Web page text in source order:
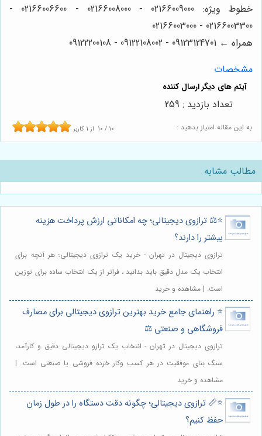
خطوط ویژه: 02166009000 - 02166008000 - 02166006600 -
02166003300 - 02166003000
همراه ← 09123124701 - 09122108002 - 09122200108
مشخصات
به این مقاله امتیاز بدهید : 10 / 10 از 1 کاربر
تعداد بازدید : 259
مطالب مشابه
⭐️⚖️ ترازوی دیجیتالی؛ چه امکاناتی ارزش پرداخت هزینه
بیشتر را دارند؟
ترازوی دیجیتال در تهران - خرید یک ترازوی دیجیتالی؛ هر آنچه برای
انتخاب یک مدل دقیق باید بدانید ، فراتر از یک انتخاب ساده برای توزین
است. | مشاهده و خرید
⭐️ راهنمای جامع خرید بهترین ترازوی دیجیتالی برای مصارف
فروشگاهی و صنعتی ⚖️
ترازوی دیجیتال در تهران - انتخاب یک ترازو دیجیتالی دقیق و کارآمد،
سنگ بنای موفقیت در هر کسب وکار خرده فروشی یا صنعتی است. |
مشاهده و خرید
⭐️📏 ترازوی دیجیتالی؛ چگونه دقت دستگاه را در طول زمان
حفظ کنیم؟